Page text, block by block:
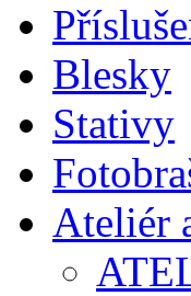
Blesky
Stativy
Ateliér